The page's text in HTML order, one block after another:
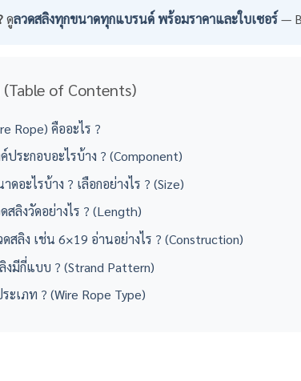
ดูลวดสลิงทุกขนาดทุกแบรนด์ พร้อมราคาและใบเซอร์—
of Contents)
Rope) คืออะไร ?
ประกอบอะไรบ้าง ? (Component)
ดอะไรบ้าง ? เลือกอย่างไร ? (Size)
สลิงวัดอย่างไร ? (Length)
ดสลิง เช่น 6×19 อ่านอย่างไร ? (Construction)
งมีกี่แบบ ? (Strand Pattern)
ะเภท ? (Wire Rope Type)